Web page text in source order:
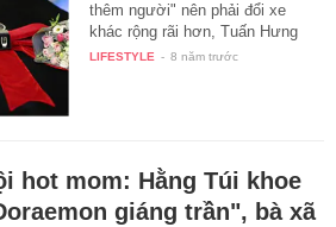
thêm người" nên phải đổi xe
khác rộng rãi hơn, Tuấn Hưng
đã…
LIFESTYLE - 8 năm trước
hot mom: Hằng Túi khoe
giáng trần", bà xã